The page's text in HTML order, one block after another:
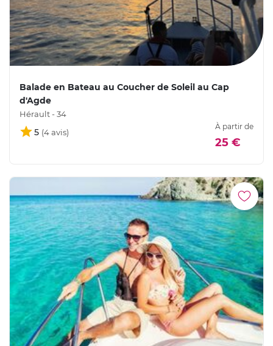
Balade en Bateau au Coucher de Soleil au Cap
d'Agde
Hérault - 34
5
À partir de
25 €